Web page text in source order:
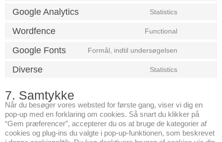
Google Analytics Statistics
Wordfence Functional
Google Fonts Formål, indtil undersøgelsen
Diverse Statistics
7. Samtykke
Når du besøger vores websted for første gang, viser vi dig en
pop-up med en forklaring om cookies. Så snart du klikker på
“Gem præferencer”, accepterer du os at bruge de kategorier af
cookies og plug-ins du valgte i pop-up-funktionen, som beskrevet